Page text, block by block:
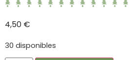
4,50 €
30 disponibles